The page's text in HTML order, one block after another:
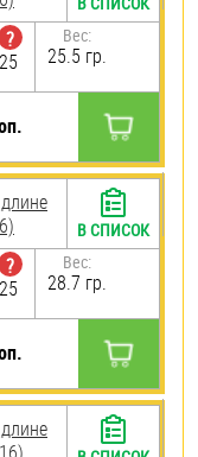
?
Вес:
25.5 гр.
?
Вес:
28.7 гр.
В СПИСОК